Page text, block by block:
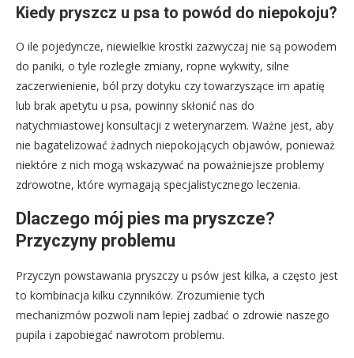
Kiedy pryszcz u psa to powód do niepokoju?
O ile pojedyncze, niewielkie krostki zazwyczaj nie są powodem
do paniki, o tyle rozległe zmiany, ropne wykwity, silne
zaczerwienienie, ból przy dotyku czy towarzyszące im apatię
lub brak apetytu u psa, powinny skłonić nas do
natychmiastowej konsultacji z weterynarzem. Ważne jest, aby
nie bagatelizować żadnych niepokojących objawów, ponieważ
niektóre z nich mogą wskazywać na poważniejsze problemy
zdrowotne, które wymagają specjalistycznego leczenia.
Dlaczego mój pies ma pryszcze?
Przyczyny problemu
Przyczyn powstawania pryszczy u psów jest kilka, a często jest
to kombinacja kilku czynników. Zrozumienie tych
mechanizmów pozwoli nam lepiej zadbać o zdrowie naszego
pupila i zapobiegać nawrotom problemu.